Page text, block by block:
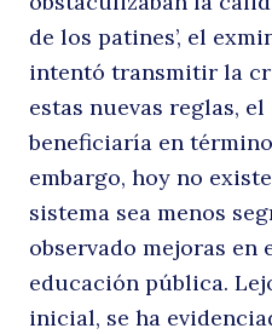
de los patines’, el
intentó transmitir la
estas nuevas reglas,
beneficiaría en
embargo, hoy no
sistema sea menos
observado mejoras
educación pública.
inicial, se ha